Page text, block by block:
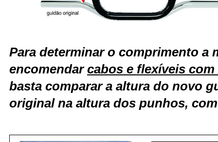
Para determinar o comprimento a
encomendarcabos e flexíveis
basta comparar a altura do novo
original na altura dos punhos,